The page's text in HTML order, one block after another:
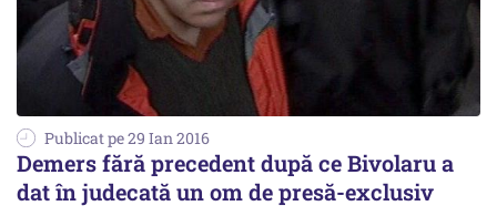
Publicat pe 29 Ian 2016
Demers fără precedent după ce Bivolaru a
dat în judecată un om de presă-exclusiv